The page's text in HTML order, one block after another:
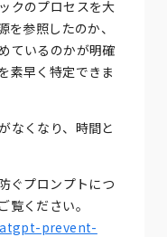
クのプロセスを大
参照したのか、
ているのかが明確
素早く特定できま
なくなり、時間と
ぐプロンプトにつ
覧ください。
prevent-